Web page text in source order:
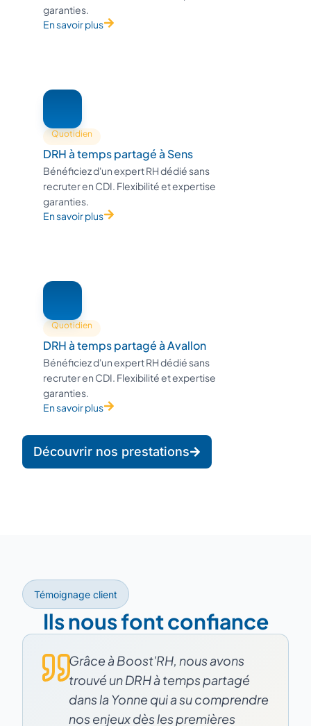
garanties.
En savoir plus
Quotidien
DRH à temps partagé à Sens
Bénéficiez d'un expert RH dédié sans
recruter en CDI. Flexibilité et expertise
garanties.
En savoir plus
Quotidien
DRH à temps partagé à Avallon
Bénéficiez d'un expert RH dédié sans
recruter en CDI. Flexibilité et expertise
garanties.
En savoir plus
Découvrir nos prestations
Témoignage client
Ils nous font confiance
Grâce à Boost'RH, nous avons
trouvé un DRH à temps partagé
dans la Yonne qui a su comprendre
nos enjeux dès les premières